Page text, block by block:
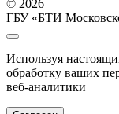
© 2026
ГБУ «БТИ
Используя
обработку ваших
веб-аналитики